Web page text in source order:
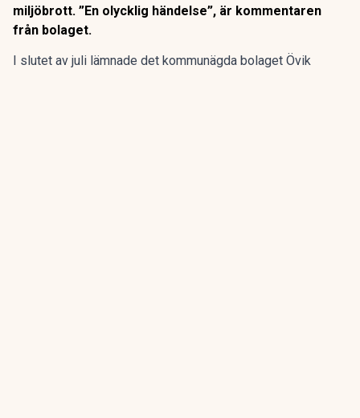
miljöbrott. ”En olycklig händelse”, är kommentaren
från bolaget.
I slutet av juli lämnade det kommunägda bolaget Övik